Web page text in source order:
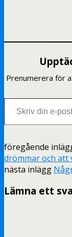
Prenumerera för
Skriv din e-post …
föregående
drömmar och att
nästa inlägg
Lämna ett